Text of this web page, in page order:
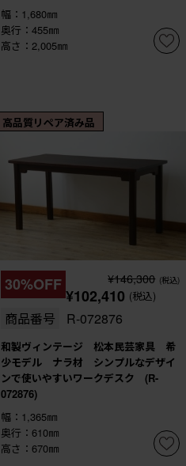
幅：1,680㎜
奥行：455㎜
高さ：2,005㎜
高品質リペア済み品
30%OFF ¥146,300 (税込)
¥102,410 (税込)
商品番号 R-072876
和製ヴィンテージ 松本民芸家具 希
少モデル ナラ材 シンプルなデザイ
ンで使いやすいワークデスク (R-
072876)
幅：1,365㎜
奥行：610㎜
高さ：670㎜